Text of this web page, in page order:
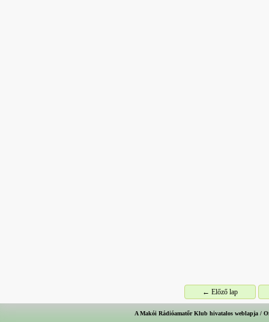
← Előző lap
A Makói Rádióamatőr Klub hivatalos weblapja /